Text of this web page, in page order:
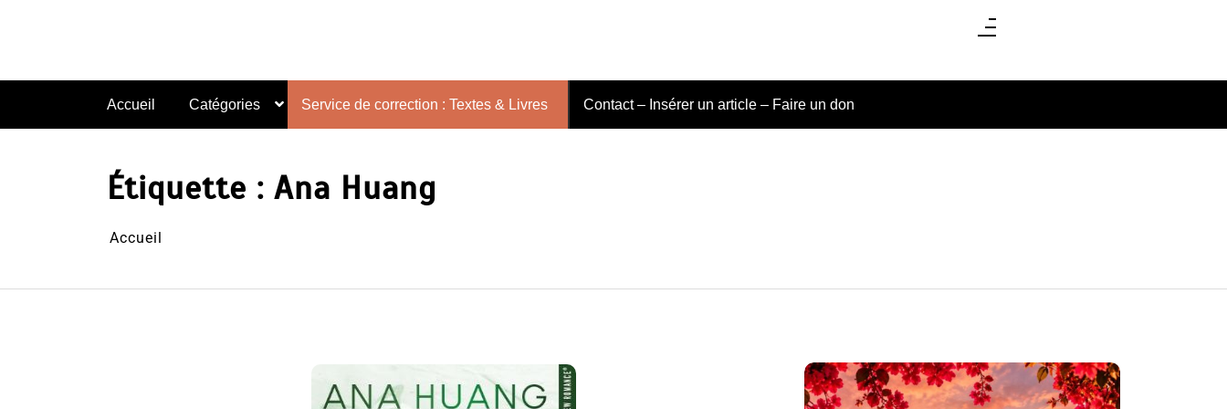
Accueil Catégories Service de correction : Textes & Livres Contact – Insérer un article – Faire un don
Étiquette : Ana Huang
Accueil